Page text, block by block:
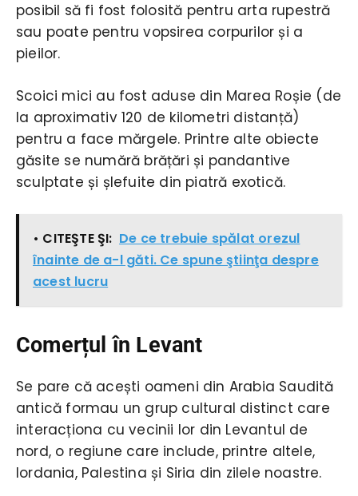
posibil să fi fost folosită pentru arta rupestră
sau poate pentru vopsirea corpurilor și a
pieilor.
Scoici mici au fost aduse din Marea Roșie (de
la aproximativ 120 de kilometri distanță)
pentru a face mărgele. Printre alte obiecte
găsite se numără brățări și pandantive
sculptate și șlefuite din piatră exotică.
• CITEŞTE ŞI: De ce trebuie spălat orezul
înainte de a-l găti. Ce spune ştiinţa despre
acest lucru
Comerțul în Levant
Se pare că acești oameni din Arabia Saudită
antică formau un grup cultural distinct care
interacționa cu vecinii lor din Levantul de
nord, o regiune care include, printre altele,
Iordania, Palestina și Siria din zilele noastre.